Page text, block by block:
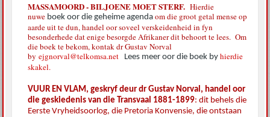
MASSAMOORD - BILJOENE MOET STERF.Hierdie
nuwe boek oor die geheime agenda om die groot getal mense op
aarde uit te dun, handel oor soveel verskeidenheid in fyn
besonderhede dat enige besorgde Afrikaner dit behoort te lees. Om
die boek te bekom, kontak dr Gustav Norval
byejgnorval@telkomsa.net Lees meer oor die boek byhierdie
skakel.
VUUR EN VLAM, geskryf deur dr Gustav Norval, handel oor
die geskiedenis van die Transvaal 1881-1899: dit behels die
Eerste Vryheidsoorlog, die Pretoria Konvensie, die ontstaan